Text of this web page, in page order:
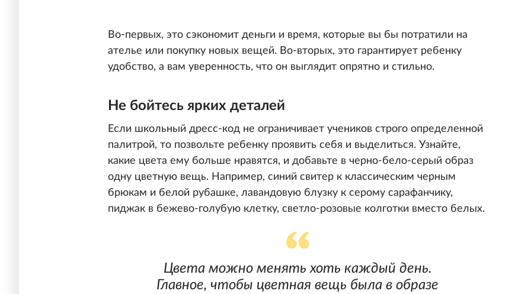
Во-первых, это сэкономит деньги и время, которые вы бы потратили на
ателье или покупку новых вещей. Во-вторых, это гарантирует ребенку
удобство, а вам уверенность, что он выглядит опрятно и стильно.
Не бойтесь ярких деталей
Если школьный дресс-код не ограничивает учеников строго определенной
палитрой, то позвольте ребенку проявить себя и выделиться. Узнайте,
какие цвета ему больше нравятся, и добавьте в черно-бело-серый образ
одну цветную вещь. Например, синий свитер к классическим черным
брюкам и белой рубашке, лавандовую блузку к серому сарафанчику,
пиджак в бежево-голубую клетку, светло-розовые колготки вместо белых.
Цвета можно менять хоть каждый день.
Главное, чтобы цветная вещь была в образе